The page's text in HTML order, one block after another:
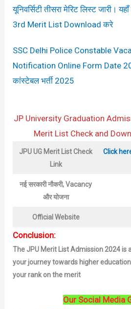
यूनिवर्सिटी तीसरा मेरिट लिस्ट जारी।
3rd Merit List Download करे
SSC Delhi Police Constable
Notification Online Form Date
कांस्टेबल भर्ती 2025
JP University Graduation
Merit List Check and
JPU UG Merit List Check
Link
Click
नई सरकारी नौकरी, Vacancy
और योजना
Official Website
Conclusion:
The JPU Merit List Admission 2024 is
your journey towards higher
your rank on the merit
Our Social Media